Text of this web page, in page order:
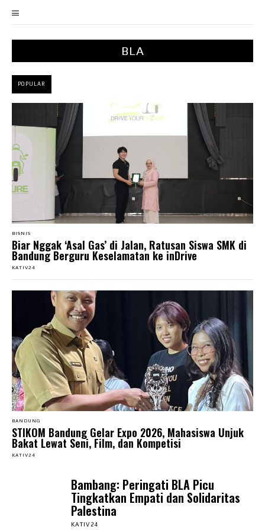
BLA
POPULAR
BISNIS
Biar Nggak ‘Asal Gas’ di Jalan, Ratusan Siswa SMK di
Bandung Berguru Keselamatan ke inDrive
KATIV24
BANDUNG
STIKOM Bandung Gelar Expo 2026, Mahasiswa Unjuk
Bakat Lewat Seni, Film, dan Kompetisi
KATIV24
Bambang: Peringati BLA Picu
Tingkatkan Empati dan Solidaritas
Palestina
KATIV24